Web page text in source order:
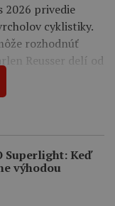
2026 privedie
cyklistiky.
rozhodnúť
Reusser delí od
Superlight: Keď
výhodou